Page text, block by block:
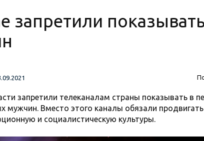
запретили
запретили телеканалам страны показывать в
мужчин. Вместо этого каналы обязали
и социалистическую культуры.